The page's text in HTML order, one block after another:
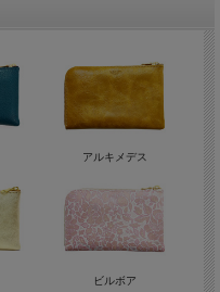
アルキメデス
ビルボア